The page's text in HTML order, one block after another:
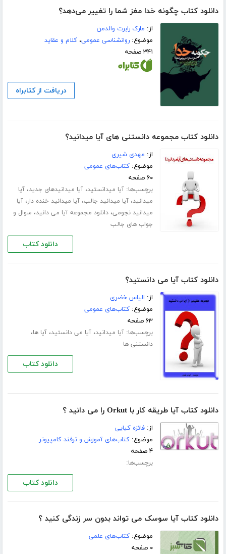
دانلود کتاب چگونه خدا مغز شما را تغییر می‌دهد؟
از: مارک رابرت والدمن
موضوع:روانشناسی عمومی،کلام و عقاید
۳۴۱ صفحه
دریافت از کتابراه
دانلود کتاب مجموعه دانستنی های آیا میدانید؟
از: مهدی شیری
موضوع:کتاب‌های عمومی
۶۰ صفحه
برچسب‌ها:آیا میدانستید،آیا میدانیدهای جدید،آیا
میدانید،آیا میدانید جالب،آیا میدانید خنده دار،آیا
میدانید نجومی،دانلود مجموعه آیا می دانید، سوال و
جواب های جالب
دانلود کتاب
دانلود کتاب آیا می دانستید؟
از: الیاس خضری
موضوع:کتاب‌های عمومی
۶۳ صفحه
برچسب‌ها:آیا میدانید،آیا می دانستید،آیا ها،
دانستنی ها
دانلود کتاب
دانلود کتاب آیا طریقه کار با Orkut را می دانید ؟
از:فائزه کیایی
موضوع:کتاب‌های آموزش و ترفند کامپیوتر
۴ صفحه
برچسب‌ها:
دانلود کتاب
دانلود کتاب آیا سوسک می تواند بدون سر زندگی کنید ؟
موضوع:کتاب‌های علمی
۰ صفحه